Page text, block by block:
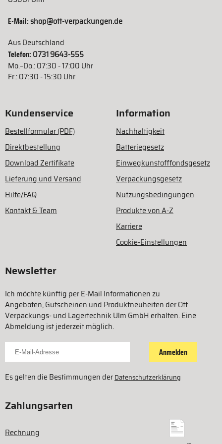
E-Mail:shop@ott-verpackungen.de
Aus Deutschland
Telefon: 0731 9643-555
Mo.–Do.: 07:30 - 17:00 Uhr
Fr.: 07:30 - 15:30 Uhr
Kundenservice
Bestellformular (PDF)
Direktbestellung
Download Zertifikate
Lieferung und Versand
Hilfe/FAQ
Kontakt & Team
Information
Nachhaltigkeit
Batteriegesetz
Einwegkunstofffondsgesetz
Verpackungsgesetz
Nutzungsbedingungen
Produkte von A-Z
Karriere
Cookie-Einstellungen
Newsletter
Ich möchte künftig per E-Mail Informationen zu
Angeboten, Gutscheinen und Produktneuheiten der Ott
Verpackungs- und Lagertechnik Ulm GmbH erhalten. Eine
Abmeldung ist jederzeit möglich.
Für Newsletter anmelden
Anmelden
Es gelten die Bestimmungen derDatenschutzerklärung
Zahlungsarten
Rechnung